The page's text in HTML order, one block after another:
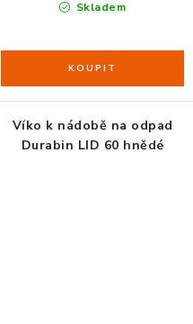
Skladem
Víko k nádobě na odpad
Durabin LID 60 hnědé